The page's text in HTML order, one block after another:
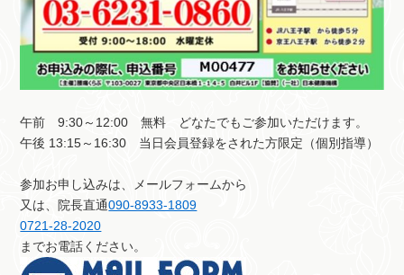
午前 9:30～12:00 無料 どなたでもご参加いただけます。
午後 13:15～16:30 当日会員登録をされた方限定（個別指導）
参加お申し込みは、メールフォームから
又は、院長直通090-8933-1809
0721-28-2020
までお電話ください。